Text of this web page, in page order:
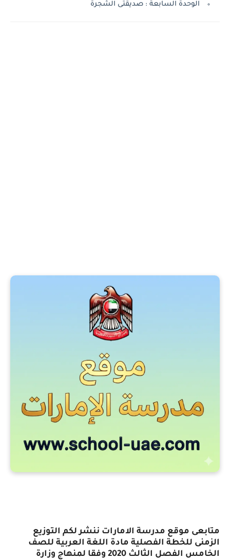
الوحدة السابعة : صديقتى الشجرة
متابعى موقع مدرسة الامارات ننشر لكم التوزيع
الزمنى للخطة الفصلية مادة اللغة العربية للصف
الخامس الفصل
الثالث 2020 وفقا لمنهاج وزارة